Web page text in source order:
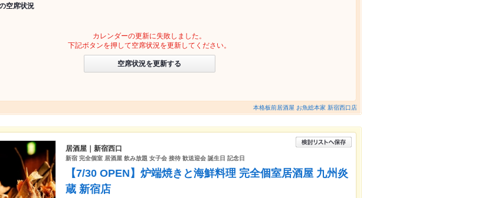
空席状況
カレンダーの更新に失敗しました。
下記ボタンを押して空席状況を更新してください。
空席状況を更新する
本格板前居酒屋 お魚総本家 新宿西口店
居酒屋｜新宿西口
新宿 完全個室 居酒屋 飲み放題 女子会 接待 歓送迎会 誕生日 記念日
【7/30 OPEN】炉端焼きと海鮮料理 完全個室居酒屋 九州炎
蔵 新宿店